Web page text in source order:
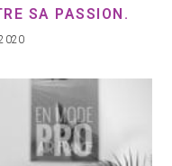
SA PASSION.